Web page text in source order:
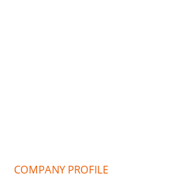
COMPANY PROFILE